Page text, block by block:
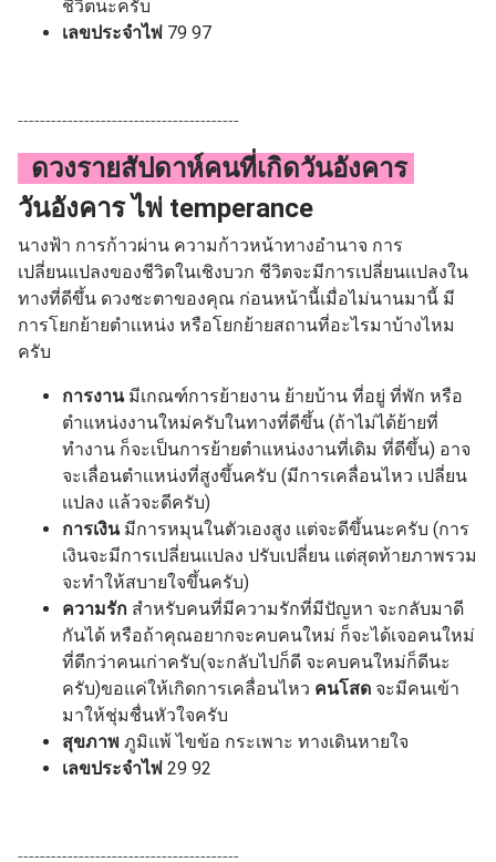
ชีวิตนะครับ
เลขประจำไพ่ 79 97
----------------------------------------
ดวงรายสัปดาห์คนที่เกิดวันอังคาร
วันอังคาร ไพ่ temperance
นางฟ้า การก้าวผ่าน ความก้าวหน้าทางอำนาจ การ
เปลี่ยนแปลงของชีวิตในเชิงบวก ชีวิตจะมีการเปลี่ยนเเปลงใน
ทางที่ดีขึ้น ดวงชะตาของคุณ ก่อนหน้านี้เมื่อไม่นานมานี้ มี
การโยกย้ายตำเเหน่ง หรือโยกย้ายสถานที่อะไรมาบ้างไหม
ครับ
การงานมีเกณฑ์การย้ายงาน ย้ายบ้าน ที่อยู่ ที่พัก หรือ
ตำแหน่งงานใหม่ครับในทางที่ดีขึ้น (ถ้าไม่ได้ย้ายที่
ทำงาน ก็จะเป็นการย้ายตำแหน่งงานที่เดิม ที่ดีขึ้น) อาจ
จะเลื่อนตำเเหน่งที่สูงขึ้นครับ (มีการเคลื่อนไหว เปลี่ยน
เเปลง เเล้วจะดีครับ)
การเงินมีการหมุนในตัวเองสูง เเต่จะดีขึ้นนะครับ (การ
เงินจะมีการเปลี่ยนเเปลง ปรับเปลี่ยน เเต่สุดท้ายภาพรวม
จะทำให้สบายใจขึ้นครับ)
ความรัก สำหรับคนที่มีความรักที่มีปัญหา จะกลับมาดี
กันได้ หรือถ้าคุณอยากจะคบคนใหม่ ก็จะได้เจอคนใหม่
ที่ดีกว่าคนเก่าครับ(จะกลับไปก็ดี จะคบคนใหม่ก็ดีนะ
ครับ)ขอแค่ให้เกิดการเคลื่อนไหว คนโสด จะมีคนเข้า
มาให้ชุ่มชื่นหัวใจครับ
สุขภาพ ภูมิแพ้ ไขข้อ กระเพาะ ทางเดินหายใจ
เลขประจำไพ่ 29 92
----------------------------------------